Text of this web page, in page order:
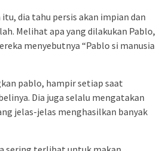
dia tahu persis akan impian dan
Melihat apa yang dilakukan Pablo,
menyebutnya “Pablo si manusia
pablo, hampir setiap saat
Dia juga selalu mengatakan
jelas-jelas menghasilkan banyak